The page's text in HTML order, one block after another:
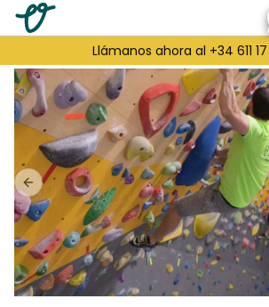
Llámanos ahora al +34 611
Previous slide